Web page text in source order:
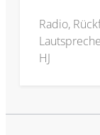
Radio,
HJ